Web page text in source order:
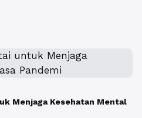
Menjaga Kesehatan Mental